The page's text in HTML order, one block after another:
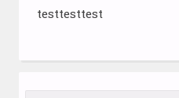
testtesttest